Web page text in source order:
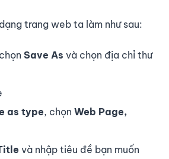
trang web ta làm như sau:
chọn Save As và chọn địa chỉ thư
as type, chọn Web Page,
và nhập tiêu đề bạn muốn